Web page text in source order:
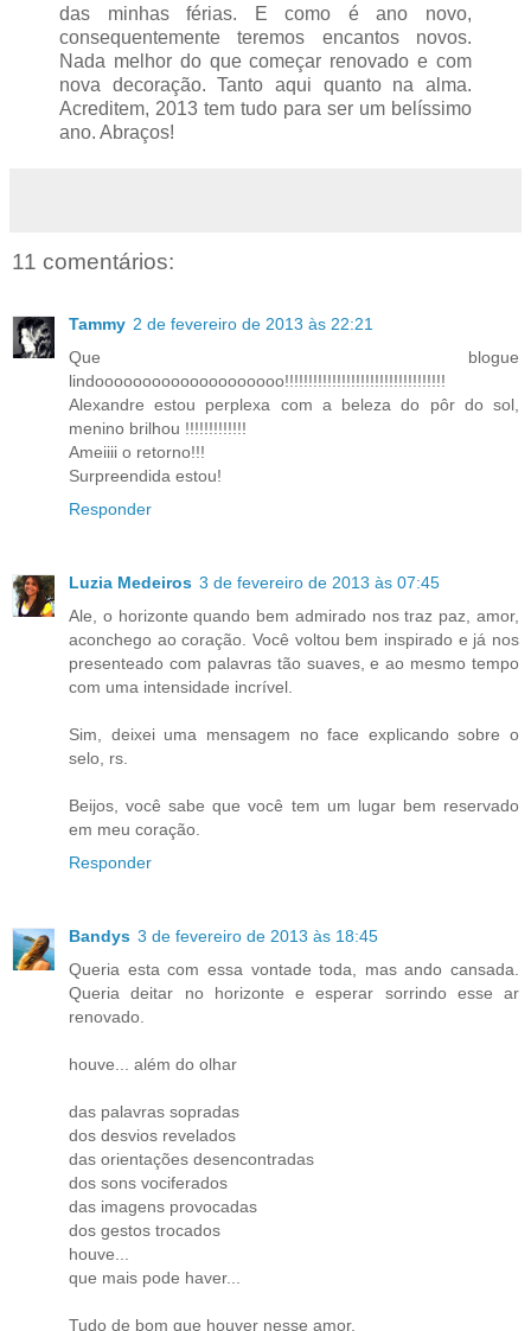
das minhas férias. E como é ano novo,
consequentemente teremos encantos novos.
Nada melhor do que começar renovado e com
nova decoração. Tanto aqui quanto na alma.
Acreditem, 2013 tem tudo para ser um belíssimo
ano. Abraços!
11 comentários:
Tammy 2 de fevereiro de 2013 às 22:21
Que blogue
lindoooooooooooooooooooo!!!!!!!!!!!!!!!!!!!!!!!!!!!!!!!!!!
Alexandre estou perplexa com a beleza do pôr do sol,
menino brilhou !!!!!!!!!!!!!
Ameiiii o retorno!!!
Surpreendida estou!
Responder
Luzia Medeiros 3 de fevereiro de 2013 às 07:45
Ale, o horizonte quando bem admirado nos traz paz, amor,
aconchego ao coração. Você voltou bem inspirado e já nos
presenteado com palavras tão suaves, e ao mesmo tempo
com uma intensidade incrível.
Sim, deixei uma mensagem no face explicando sobre o
selo, rs.
Beijos, você sabe que você tem um lugar bem reservado
em meu coração.
Responder
Bandys 3 de fevereiro de 2013 às 18:45
Queria esta com essa vontade toda, mas ando cansada.
Queria deitar no horizonte e esperar sorrindo esse ar
renovado.
houve... além do olhar
das palavras sopradas
dos desvios revelados
das orientações desencontradas
dos sons vociferados
das imagens provocadas
dos gestos trocados
houve...
que mais pode haver...
Tudo de bom que houver nesse amor.